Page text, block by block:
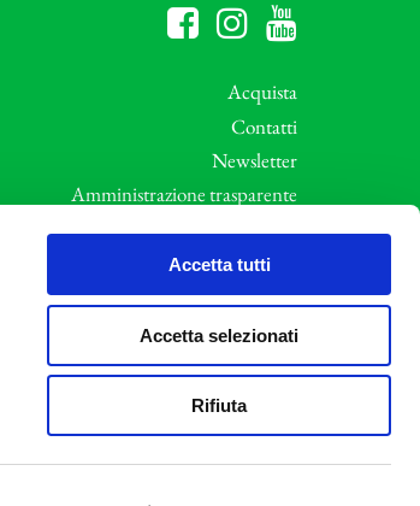
Accetta tutti
Accetta selezionati
Rifiuta
Acquista
Contatti
Newsletter
Amministrazione trasparente
Whistleblowing
Privacy e Cookie Policy
Informative Privacy
Area riservata
Credits